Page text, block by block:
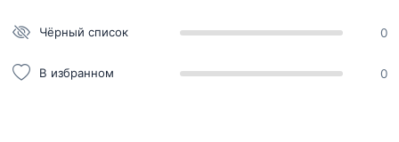
Чёрный список 0
В избранном 0